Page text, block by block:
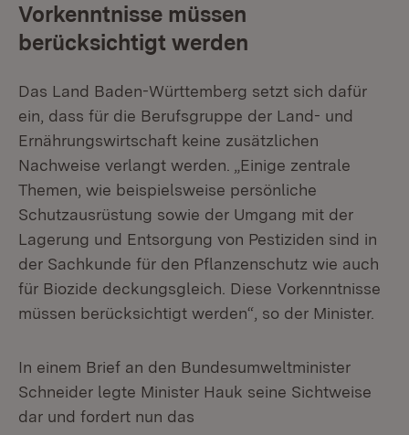
Vorkenntnisse müssen
berücksichtigt werden
Das Land Baden-Württemberg setzt sich dafür
ein, dass für die Berufsgruppe der Land- und
Ernährungswirtschaft keine zusätzlichen
Nachweise verlangt werden. „Einige zentrale
Themen, wie beispielsweise persönliche
Schutzausrüstung sowie der Umgang mit der
Lagerung und Entsorgung von Pestiziden sind in
der Sachkunde für den Pflanzenschutz wie auch
für Biozide deckungsgleich. Diese Vorkenntnisse
müssen berücksichtigt werden“, so der Minister.
In einem Brief an den Bundesumweltminister
Schneider legte Minister Hauk seine Sichtweise
dar und fordert nun das